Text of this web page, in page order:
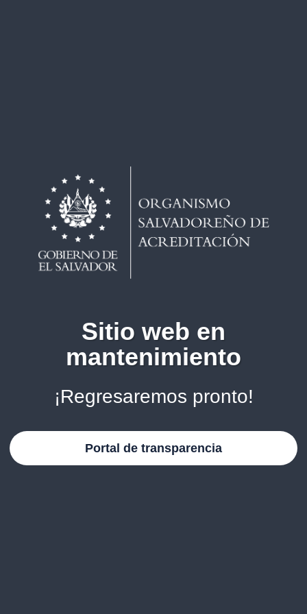
Sitio web en
mantenimiento
¡Regresaremos pronto!
Portal de transparencia